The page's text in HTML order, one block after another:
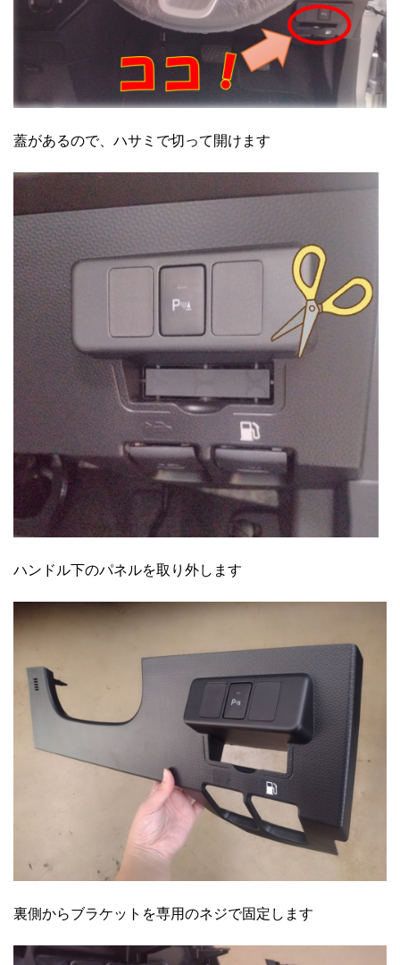
蓋があるので、ハサミで切って開けます
ハンドル下のパネルを取り外します
裏側からブラケットを専用のネジで固定します